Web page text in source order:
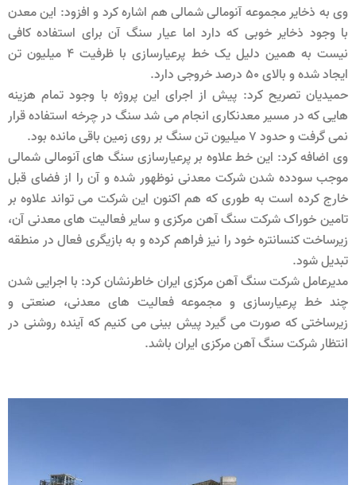
وی به ذخایر مجموعه آنومالی شمالی هم اشاره کرد و افزود: این معدن
با وجود ذخایر خوبی که دارد اما عیار سنگ آن برای استفاده کافی
نیست به همین دلیل یک خط پرعیارسازی با ظرفیت ۴ میلیون تن
ایجاد شده و بالای ۵۰ درصد خروجی دارد.
حمیدیان تصریح کرد: پیش از اجرای این پروژه با وجود تمام هزینه
هایی که در مسیر معدنکاری انجام می شد سنگ در چرخه استفاده قرار
نمی گرفت و حدود ۷ میلیون تن سنگ بر روی زمین باقی مانده بود.
وی اضافه کرد: این خط علاوه بر پرعیارسازی سنگ های آنومالی شمالی
موجب سودده شدن شرکت معدنی نوظهور شده و آن را از فضای قبل
خارج کرده است به طوری که هم اکنون این شرکت می تواند علاوه بر
تامین خوراک شرکت سنگ آهن مرکزی و سایر فعالیت های معدنی آن،
زیرساخت کنسانتره خود را نیز فراهم کرده و به بازیگری فعال در منطقه
تبدیل شود.
مدیرعامل شرکت سنگ آهن مرکزی ایران خاطرنشان کرد: با اجرایی شدن
چند خط پرعیارسازی و مجموعه فعالیت های معدنی، صنعتی و
زیرساختی که صورت می گیرد پیش بینی می کنیم که آینده روشنی در
انتظار شرکت سنگ آهن مرکزی ایران باشد.